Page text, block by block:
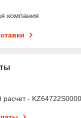
компания
расчет -